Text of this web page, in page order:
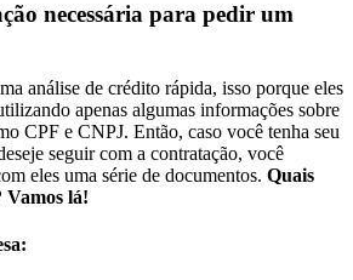
necessária para pedir um
análise de crédito rápida, isso porque eles
apenas algumas informações sobre
CPF e CNPJ. Então, caso você tenha seu
seguir com a contratação, você
eles uma série de documentos. Quais
Vamos lá!